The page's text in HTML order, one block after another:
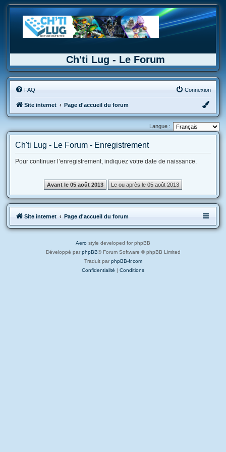
Ch'ti Lug - Le Forum
FAQ Connexion
Site internet Page d'accueil du forum
Langue :
Ch'ti Lug - Le Forum - Enregistrement
Pour continuer l’enregistrement, indiquez votre date de naissance.
Site internet Page d'accueil du forum
Aero style developed for phpBB
Développé par phpBB® Forum Software © phpBB Limited
Traduit par phpBB-fr.com
Confidentialité | Conditions